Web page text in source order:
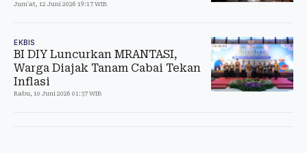
Jum'at, 12 Juni 2026 19:17 WIB
EKBIS
BI DIY Luncurkan MRANTASI,
Warga Diajak Tanam Cabai Tekan
Inflasi
Rabu, 10 Juni 2026 01:37 WIB